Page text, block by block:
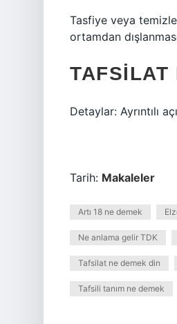
Tasfiye veya
ortamdan
TAFSILAT
Detaylar: Ayrıntılı
Tarih: Makaleler
Artı 18 ne demek
Ne anlama gelir TDK
Tafsilat ne demek din
Tafsili tanım ne demek